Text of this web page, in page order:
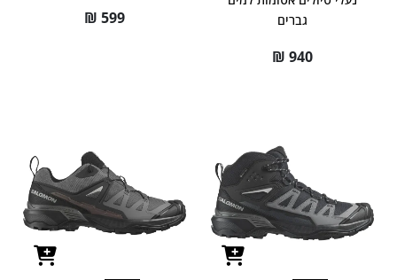
גברים
₪ 940
₪ 599